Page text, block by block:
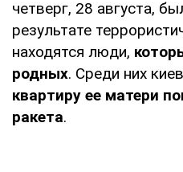
четверг, 28 августа,
результате
находятся люди,
родных. Среди них
квартиру ее матери
ракета.